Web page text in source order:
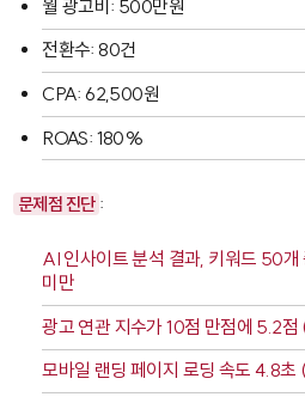
월 광고비: 500만원
전환수: 80건
CPA: 62,500원
ROAS: 180%
문제점 진단 :
AI 인사이트 분석 결과, 키워드 50
미만
광고 연관 지수가 10점 만점에 5.2점
모바일 랜딩 페이지 로딩 속도 4.8초